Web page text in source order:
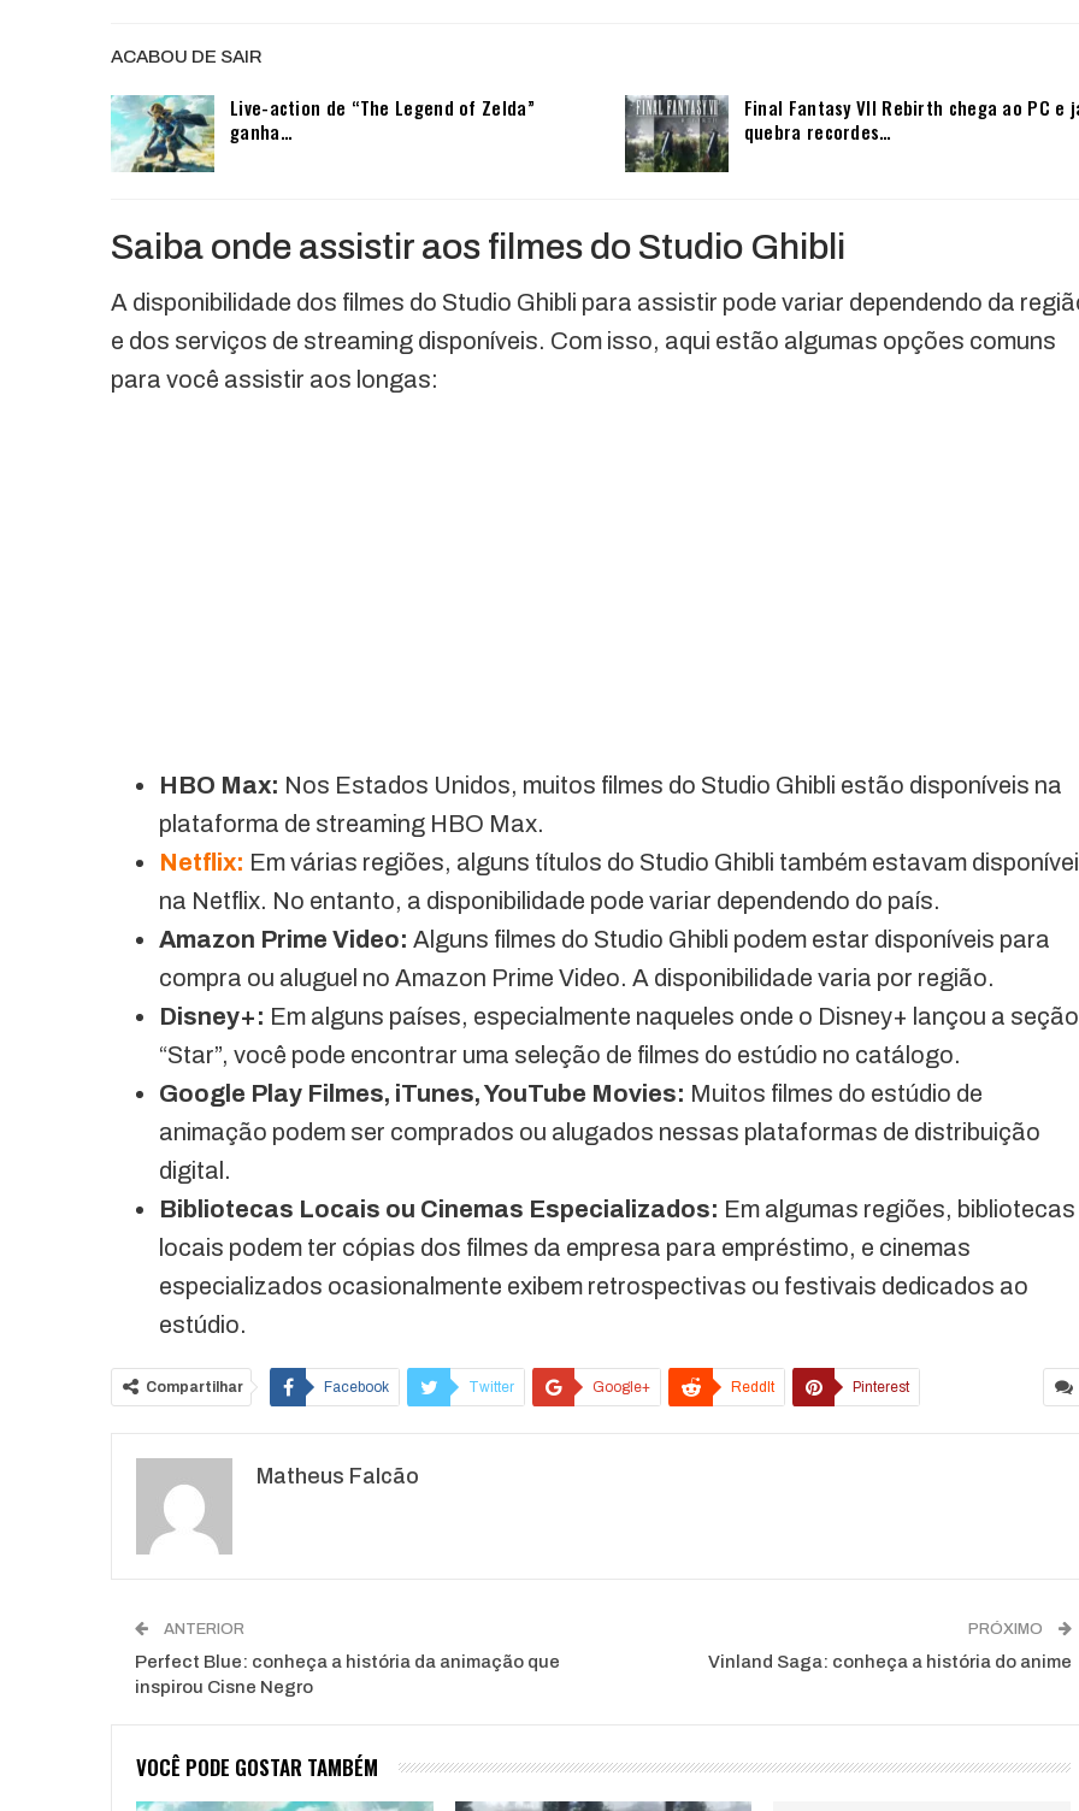
ACABOU DE SAIR
Live-action de “The Legend of Zelda”
ganha…
Final Fantasy VII Rebirth chega ao PC e
quebra recordes…
Saiba onde assistir aos filmes do Studio Ghibli
A disponibilidade dos filmes do Studio Ghibli para assistir pode variar dependendo da
e dos serviços de streaming disponíveis. Com isso, aqui estão algumas opções comuns
para você assistir aos longas:
HBO Max: Nos Estados Unidos, muitos filmes do Studio Ghibli estão disponíveis na
plataforma de streaming HBO Max.
Netflix: Em várias regiões, alguns títulos do Studio Ghibli também estavam
na Netflix. No entanto, a disponibilidade pode variar dependendo do país.
Amazon Prime Video: Alguns filmes do Studio Ghibli podem estar disponíveis para
compra ou aluguel no Amazon Prime Video. A disponibilidade varia por região.
Disney+: Em alguns países, especialmente naqueles onde o Disney+ lançou a seção
“Star”, você pode encontrar uma seleção de filmes do estúdio no catálogo.
Google Play Filmes, iTunes, YouTube Movies: Muitos filmes do estúdio de
animação podem ser comprados ou alugados nessas plataformas de distribuição
digital.
Bibliotecas Locais ou Cinemas Especializados: Em algumas regiões, bibliotecas
locais podem ter cópias dos filmes da empresa para empréstimo, e cinemas
especializados ocasionalmente exibem retrospectivas ou festivais dedicados ao
estúdio.
Compartilhar Facebook Twitter Google+ ReddIt Pinterest
Matheus Falcão
ANTERIOR
Perfect Blue: conheça a história da animação que
inspirou Cisne Negro
PRÓXIMO
Vinland Saga: conheça a história do anime
VOCÊ PODE GOSTAR TAMBÉM